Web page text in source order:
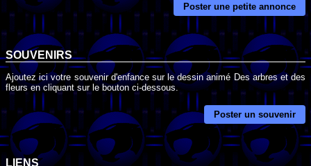
Poster une petite annonce
SOUVENIRS
Ajoutez ici votre souvenir d'enfance sur le dessin animé Des arbres et des
fleurs en cliquant sur le bouton ci-dessous.
Poster un souvenir
LIENS